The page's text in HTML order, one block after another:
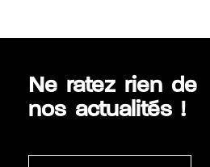
Ne ratez rien de
nos actualités !